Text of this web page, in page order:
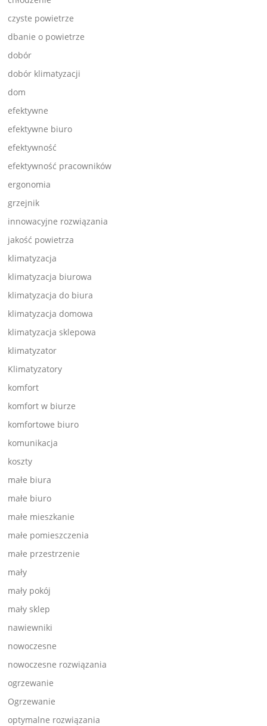
czyste powietrze
dbanie o powietrze
dobór
dobór klimatyzacji
dom
efektywne
efektywne biuro
efektywność
efektywność pracowników
ergonomia
grzejnik
innowacyjne rozwiązania
jakość powietrza
klimatyzacja
klimatyzacja biurowa
klimatyzacja do biura
klimatyzacja domowa
klimatyzacja sklepowa
klimatyzator
Klimatyzatory
komfort
komfort w biurze
komfortowe biuro
komunikacja
koszty
małe biura
małe biuro
małe mieszkanie
małe pomieszczenia
małe przestrzenie
mały
mały pokój
mały sklep
nawiewniki
nowoczesne
nowoczesne rozwiązania
ogrzewanie
Ogrzewanie
optymalne rozwiązania